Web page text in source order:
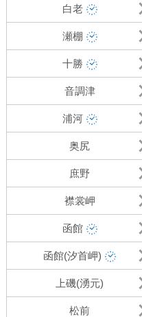
白老
瀬棚
十勝
音調津
浦河
奥尻
庶野
襟裳岬
函館
函館(汐首岬)
上磯(湧元)
松前